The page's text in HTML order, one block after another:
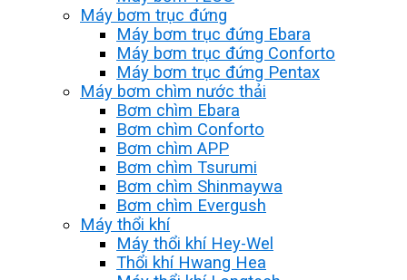
Máy bơm trục đứng
Máy bơm trục đứng Ebara
Máy bơm trục đứng Conforto
Máy bơm trục đứng Pentax
Máy bơm chìm nước thải
Bơm chìm Ebara
Bơm chìm Conforto
Bơm chìm APP
Bơm chìm Tsurumi
Bơm chìm Shinmaywa
Bơm chìm Evergush
Máy thổi khí
Máy thổi khí Hey-Wel
Thổi khí Hwang Hea